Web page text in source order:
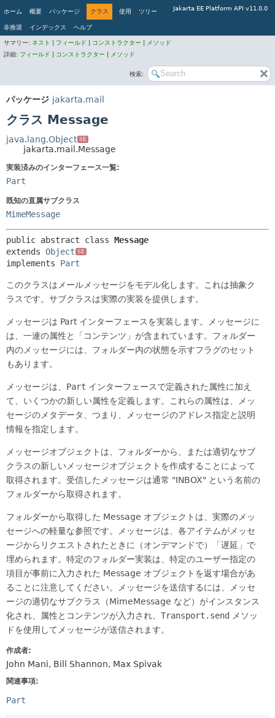
Jakarta EE Platform API v11.0.0
ホーム 概要 パッケージ クラス 使用 ツリー
非推奨 インデックス ヘルプ
サマリー: ネスト フィールド コンストラクター
メソッド
詳細: フィールド コンストラクター メソッド
検索:
パッケージ jakarta.mail
クラス Message
java.lang.Object SE
jakarta.mail.Message
実装済みのインターフェース一覧:
Part
既知の直属サブクラス
MimeMessage
public abstract class Message
extends Object SE
implements Part
このクラスはメールメッセージをモデル化します。これは抽象ク
ラスです。サブクラスは実際の実装を提供します。
メッセージは Part インターフェースを実装します。メッセージに
は、一連の属性と「コンテンツ」が含まれています。フォルダー
内のメッセージには、フォルダー内の状態を示すフラグのセット
もあります。
メッセージは、 Part インターフェースで定義された属性に加え
て、いくつかの新しい属性を定義します。これらの属性は、メッ
セージのメタデータ、つまり、メッセージのアドレス指定と説明
情報を指定します。
メッセージオブジェクトは、フォルダーから、または適切なサブ
クラスの新しいメッセージオブジェクトを作成することによって
取得されます。受信したメッセージは通常 "INBOX" という名前の
フォルダーから取得されます。
フォルダーから取得した Message オブジェクトは、実際のメッ
セージへの軽量な参照です。メッセージは、各アイテムがメッセ
ージからリクエストされたときに（オンデマンドで）「遅延」で
埋められます。特定のフォルダー実装は、特定のユーザー指定の
項目が事前に入力された Message オブジェクトを返す場合があ
ることに注意してください。メッセージを送信するには、メッセ
ージの適切なサブクラス（MimeMessage など）がインスタンス
化され、属性とコンテンツが入力され、 Transport.send
メソッ
ドを使用してメッセージが送信されます。
作成者:
John Mani, Bill Shannon, Max Spivak
関連事項:
Part